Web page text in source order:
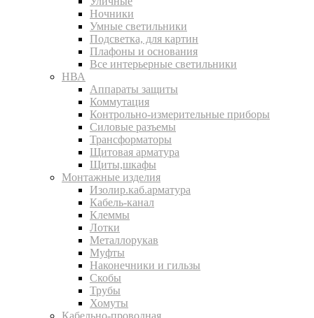
Ночники
Умные светильники
Подсветка, для картин
Плафоны и основания
Все интерьерные светильники
НВА
Аппараты защиты
Коммутация
Контрольно-измерительные приборы
Силовые разъемы
Трансформаторы
Щитовая арматура
Щиты,шкафы
Монтажные изделия
Изолир.каб.арматура
Кабель-канал
Клеммы
Лотки
Металлорукав
Муфты
Наконечники и гильзы
Скобы
Трубы
Хомуты
Кабельно-проводная